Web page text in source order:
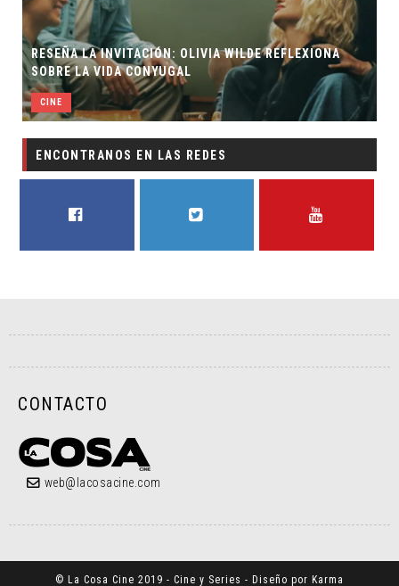
RESEÑA LA INVITACIÓN: OLIVIA WILDE REFLEXIONA
SOBRE LA VIDA CONYUGAL
CINE
ENCONTRANOS EN LAS REDES
CONTACTO
web@lacosacine.com
© La Cosa Cine 2019 - Cine y Series - Diseño por Karma